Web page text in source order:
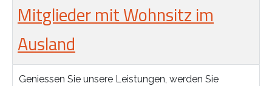
Mitglieder mit Wohnsitz im
Ausland
Geniessen Sie unsere Leistungen, werden Sie